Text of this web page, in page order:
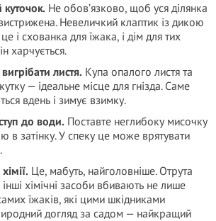
Не обов’язково, щоб уся ділянка
Невеличкий клаптик із дикою
і схованка для їжака, і дім для тих
харчується.
листя. Купа опалого листя та
— ідеальне місце для гнізда. Саме
вдень і зимує взимку.
до води. Поставте неглибоку мисочку
в затінку. У спеку це може врятувати
Це, мабуть, найголовніше. Отрута
інші хімічні засоби вбивають не лише
їжаків, які цими шкідниками
догляд за садом — найкращий